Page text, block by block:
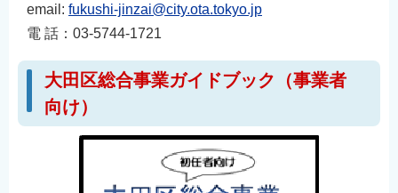
email: fukushi-jinzai@city.ota.tokyo.jp
電 話：03-5744-1721
大田区総合事業ガイドブック（事業者
向け）